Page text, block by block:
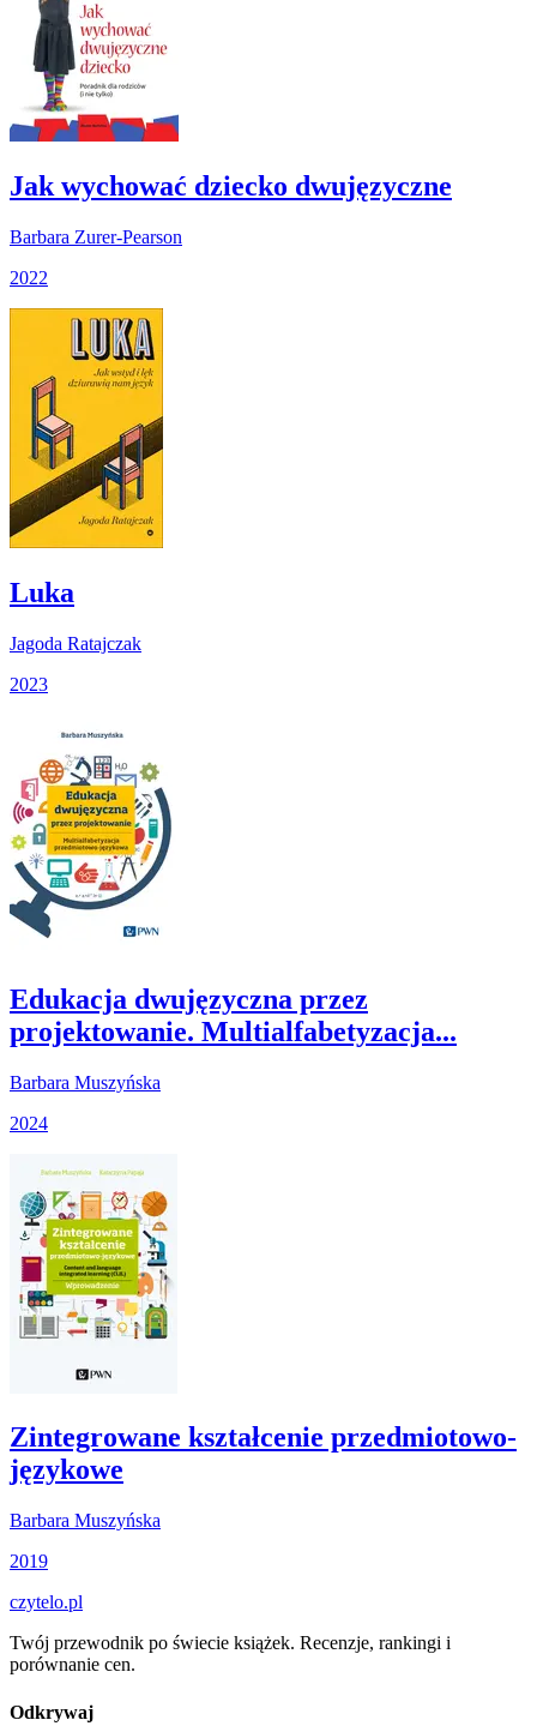
Jak wychować dziecko dwujęzyczne
Barbara Zurer-Pearson
2022
Luka
Jagoda Ratajczak
2023
Edukacja dwujęzyczna przez
projektowanie. Multialfabetyzacja...
Barbara Muszyńska
2024
Zintegrowane kształcenie przedmiotowo-
językowe
Barbara Muszyńska
2019
czytelo.pl
Twój przewodnik po świecie książek. Recenzje, rankingi i
porównanie cen.
Odkrywaj